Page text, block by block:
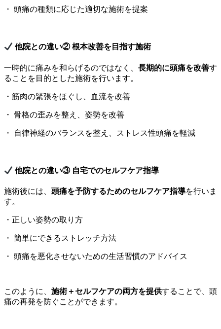
・ 頭痛の種類に応じた適切な施術を提案
他院との違い② 根本改善を目指す施術
一時的に痛みを和らげるのではなく、 長期的に頭痛を改善す
ることを目的とした施術を行います。
・筋肉の緊張をほぐし、血流を改善
・ 骨格の歪みを整え、姿勢を改善
・ 自律神経のバランスを整え、ストレス性頭痛を軽減
他院との違い③ 自宅でのセルフケア指導
施術後には、 頭痛を予防するためのセルフケア指導を行いま
す。
・正しい姿勢の取り方
・ 簡単にできるストレッチ方法
・ 頭痛を悪化させないための生活習慣のアドバイス
このように、 施術＋セルフケアの両方を提供することで、頭
痛の再発を防ぐことができます。